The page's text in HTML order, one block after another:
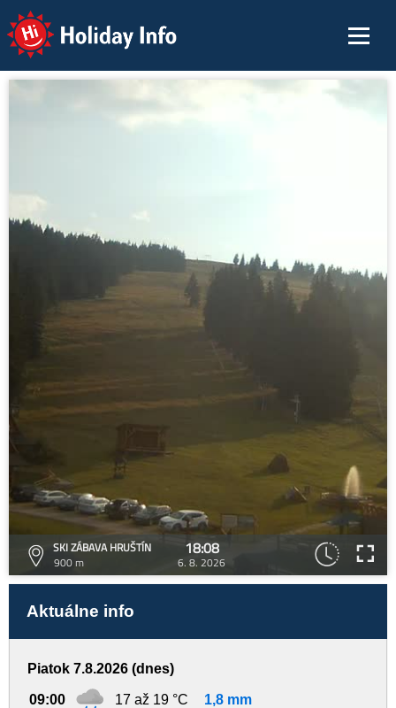
Holiday Info
SKI ZÁBAVA HRUŠTÍN
900 m
18:08
6. 8. 2026
Aktuálne info
Piatok 7.8.2026 (dnes)
09:00 17 až 19 °C 1,8 mm